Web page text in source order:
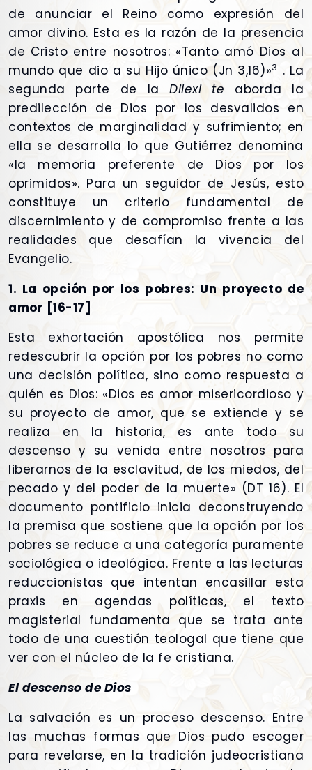
de anunciar el Reino como expresión del
amor divino. Esta es la razón de la presencia
de Cristo entre nosotros: «Tanto amó Dios al
mundo que dio a su Hijo único (Jn 3,16)»3 . La
segunda parte de laDilexi te aborda la
predilección de Dios por los desvalidos en
contextos de marginalidad y sufrimiento; en
ella se desarrolla lo que Gutiérrez denomina
«la memoria preferente de Dios por los
oprimidos». Para un seguidor de Jesús, esto
constituye un criterio fundamental de
discernimiento y de compromiso frente a las
realidades que desafían la vivencia del
Evangelio.
1. La opción por los pobres: Un proyecto de
amor [16-17]
Esta exhortación apostólica nos permite
redescubrir la opción por los pobres no como
una decisión política, sino como respuesta a
quién es Dios: «Dios es amor misericordioso y
su proyecto de amor, que se extiende y se
realiza en la historia, es ante todo su
descenso y su venida entre nosotros para
liberarnos de la esclavitud, de los miedos, del
pecado y del poder de la muerte» (DT 16). El
documento pontificio inicia deconstruyendo
la premisa que sostiene que la opción por los
pobres se reduce a una categoría puramente
sociológica o ideológica. Frente a las lecturas
reduccionistas que intentan encasillar esta
praxis en agendas políticas, el texto
magisterial fundamenta que se trata ante
todo de una cuestión teologal que tiene que
ver con el núcleo de la fe cristiana.
El descenso de Dios
La salvación es un proceso descenso. Entre
las muchas formas que Dios pudo escoger
para revelarse, en la tradición judeocristiana